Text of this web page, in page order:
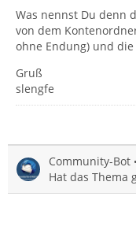
Was nennst Du denn
von dem
ohne Endung) und
Gruß
slengfe
Community-Bot
Hat das Thema